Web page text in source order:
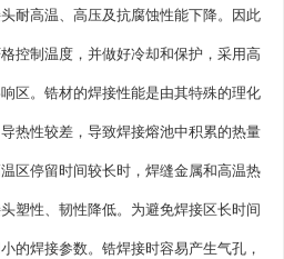
耐高温、高压及抗腐蚀性能下降。因此
控制温度，并做好冷却和保护，采用高
区。锆材的焊接性能是由其特殊的理化
热性较差，导致焊接熔池中积累的热量
区停留时间较长时，焊缝金属和高温热
塑性、韧性降低。为避免焊接区长时间
的焊接参数。锆焊接时容易产生气孔，